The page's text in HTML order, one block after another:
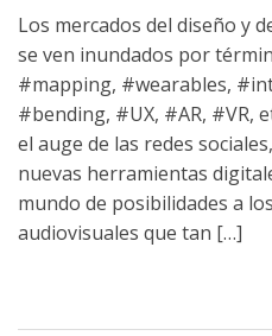
Los mercados del diseño y
se ven inundados por
#mapping, #wearables,
#bending, #UX, #AR, #VR,
el auge de las redes
nuevas herramientas
mundo de posibilidades a
audiovisuales que tan […]